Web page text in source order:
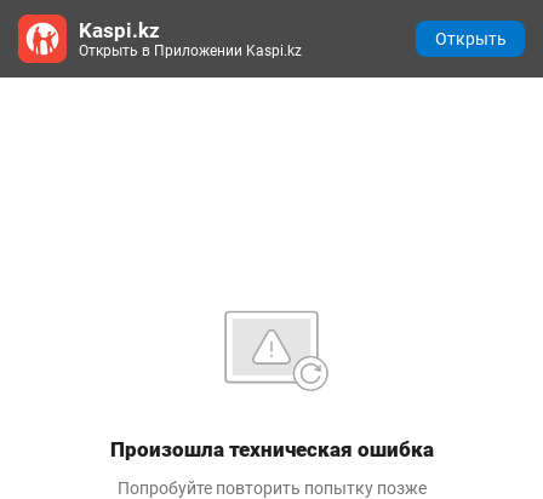
Произошла техническая ошибка
Попробуйте повторить попытку позже
Kaspi.kz
Открыть в Приложении Kaspi.kz
Открыть